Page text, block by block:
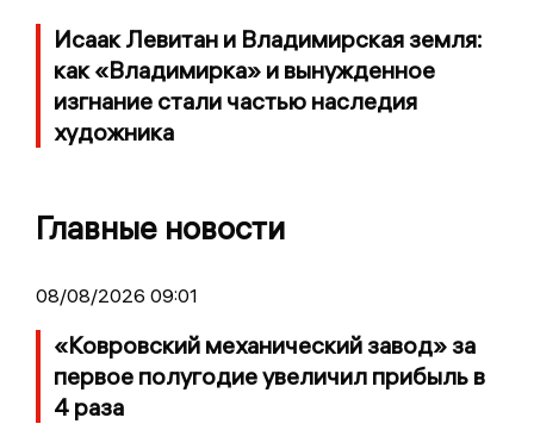
Исаак Левитан и Владимирская земля:
как «Владимирка» и вынужденное
изгнание стали частью наследия
художника
Главные новости
08/08/2026 09:01
«Ковровский механический завод» за
первое полугодие увеличил прибыль в
4 раза